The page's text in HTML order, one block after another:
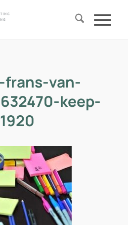
frans-van-
keep-
1920